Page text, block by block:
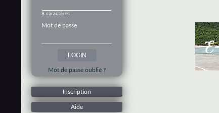
8 caractères
Mot de passe
Mot de passe oublié ?
Inscription
Aide